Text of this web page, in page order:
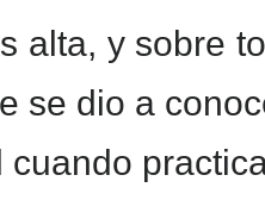
alta, y sobre
se dio a
cuando